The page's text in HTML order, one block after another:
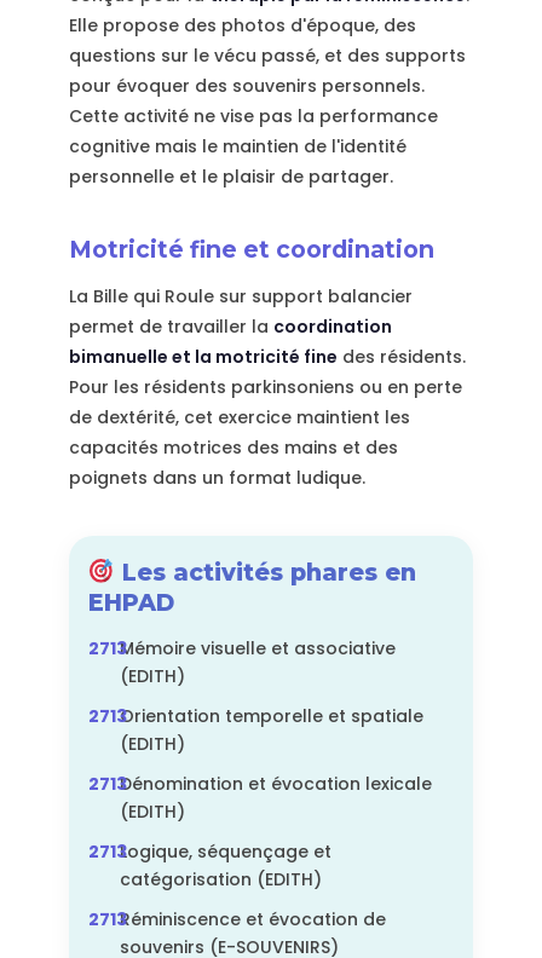
Elle propose des photos d'époque, des
questions sur le vécu passé, et des supports
pour évoquer des souvenirs personnels.
Cette activité ne vise pas la performance
cognitive mais le maintien de l'identité
personnelle et le plaisir de partager.
Motricité fine et coordination
La Bille qui Roule sur support balancier
permet de travailler la coordination
bimanuelle et la motricité fine des résidents.
Pour les résidents parkinsoniens ou en perte
de dextérité, cet exercice maintient les
capacités motrices des mains et des
poignets dans un format ludique.
Les activités phares en
EHPAD
Mémoire visuelle et associative
(EDITH)
Orientation temporelle et spatiale
(EDITH)
Dénomination et évocation lexicale
(EDITH)
Logique, séquençage et
catégorisation (EDITH)
Réminiscence et évocation de
souvenirs (E-SOUVENIRS)